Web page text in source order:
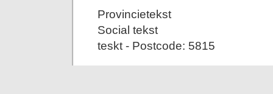
Provincietekst
Social tekst
teskt - Postcode: 5815